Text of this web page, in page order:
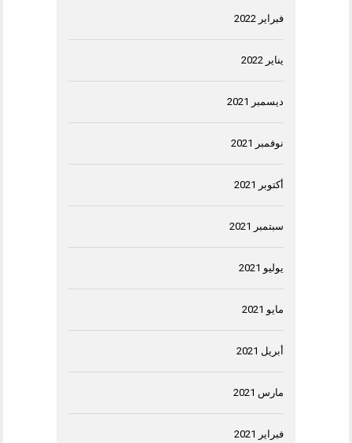
فبراير 2022
يناير 2022
ديسمبر 2021
نوفمبر 2021
أكتوبر 2021
سبتمبر 2021
يوليو 2021
مايو 2021
أبريل 2021
مارس 2021
فبراير 2021